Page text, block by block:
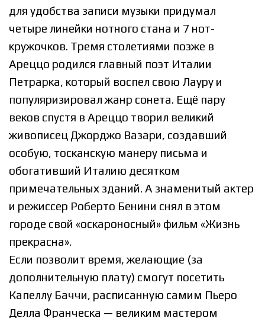
для удобства записи музыки придумал
четыре линейки нотного стана и 7 нот-
кружочков. Тремя столетиями позже в
Ареццо родился главный поэт Италии
Петрарка, который воспел свою Лауру и
популяризировал жанр сонета. Ещё пару
веков спустя в Ареццо творил великий
живописец Джорджо Вазари, создавший
особую, тосканскую манеру письма и
обогативший Италию десятком
примечательных зданий. А знаменитый актер
и режиссер Роберто Бенини снял в этом
городе свой «оскароносный» фильм «Жизнь
прекрасна».
Если позволит время, желающие (за
дополнительную плату) смогут посетить
Капеллу Баччи, расписанную самим Пьеро
Делла Франческа — великим мастером